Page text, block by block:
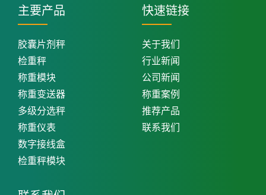
主要产品
胶囊片剂秤
检重秤
称重模块
称重变送器
多级分选秤
称重仪表
数字接线盒
检重秤模块
快速链接
关于我们
行业新闻
公司新闻
称重案例
推荐产品
联系我们